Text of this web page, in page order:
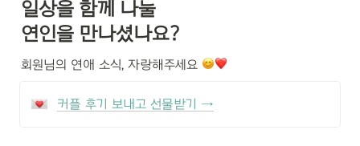
일상을 함께 나눌
연인을 만나셨나요?
회원님의 연애 소식, 자랑해주세요
커플 후기 보내고 선물받기 →